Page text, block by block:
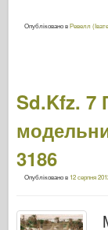
Опубліковано вРевелл
Sd.Kfz. 7
3186
Опубліковано в 12 серпня